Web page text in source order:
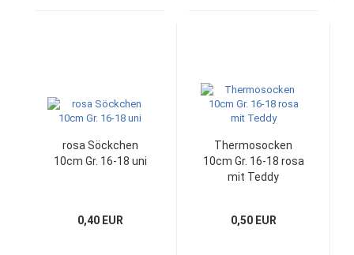
rosa Söckchen
10cm Gr. 16-18 uni
0,40 EUR
Thermosocken
10cm Gr. 16-18 rosa
mit Teddy
0,50 EUR